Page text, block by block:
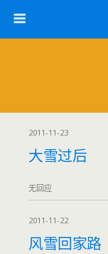
2011-11-23
大雪过后
无回应
2011-11-22
风雪回家路